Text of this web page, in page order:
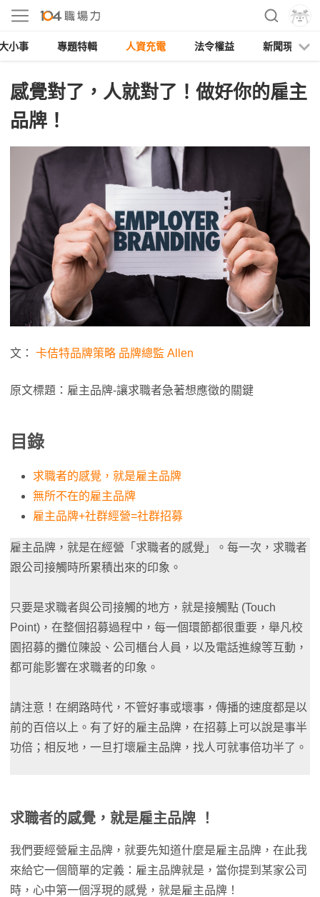
小事 專題特輯 人資充電 法令權益 新聞現場
感覺對了，人就對了！做好你的雇主
品牌！
文： 卡佶特品牌策略 品牌總監 Allen
原文標題：雇主品牌-讓求職者急著想應徵的關鍵
目錄
求職者的感覺，就是雇主品牌
無所不在的雇主品牌
雇主品牌+社群經營=社群招募
雇主品牌，就是在經營「求職者的感覺」。每一次，求職者
跟公司接觸時所累積出來的印象。
只要是求職者與公司接觸的地方，就是接觸點 (Touch
Point)，在整個招募過程中，每一個環節都很重要，舉凡校
園招募的攤位陳設、公司櫃台人員，以及電話進線等互動，
都可能影響在求職者的印象。
請注意！在網路時代，不管好事或壞事，傳播的速度都是以
前的百倍以上。有了好的雇主品牌，在招募上可以說是事半
功倍；相反地，一旦打壞雇主品牌，找人可就事倍功半了。
求職者的感覺，就是雇主品牌 ！
我們要經營雇主品牌，就要先知道什麼是雇主品牌，在此我
來給它一個簡單的定義：雇主品牌就是，當你提到某家公司
時，心中第一個浮現的感覺，就是雇主品牌！